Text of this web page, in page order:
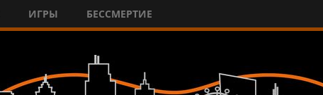
ИГРЫ БЕССМЕРТИЕ